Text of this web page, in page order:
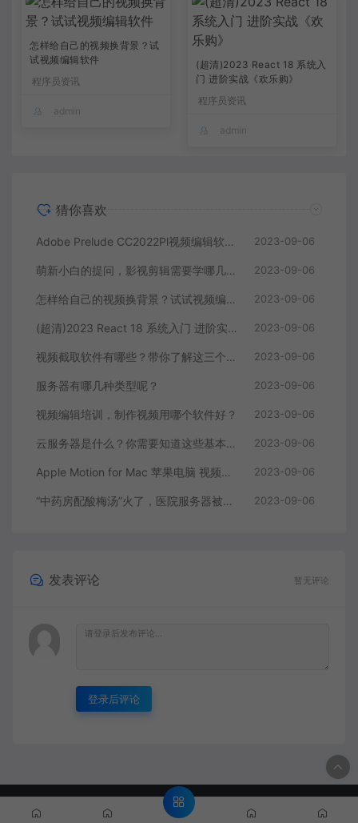
怎样给自己的视频换背景？试
试视频编辑软件
程序员资讯
admin
(超清)2023 React 18 系统入
门 进阶实战《欢乐购》
程序员资讯
admin
猜你喜欢
Adobe Prelude CC2022Pl视频编辑软件中文直装版 2023-09-06
萌新小白的提问，影视剪辑需要学哪几个软件？ 2023-09-06
怎样给自己的视频换背景？试试视频编辑软件 2023-09-06
(超清)2023 React 18 系统入门 进阶实战《欢乐购》 2023-09-06
视频截取软件有哪些？带你了解这三个视频编辑软件 2023-09-06
服务器有哪几种类型呢？ 2023-09-06
视频编辑培训，制作视频用哪个软件好？ 2023-09-06
云服务器是什么？你需要知道这些基本知识 2023-09-06
Apple Motion for Mac 苹果电脑 视频编辑软件 2023-09-06
“中药房配酸梅汤”火了，医院服务器被挤爆，网友：更适合中国宝宝体质 2023-09-06
发表评论 暂无评论
登录后评论
© 2022 BP资源宝库 -https://www.bpvips.cn & Theme. All rights